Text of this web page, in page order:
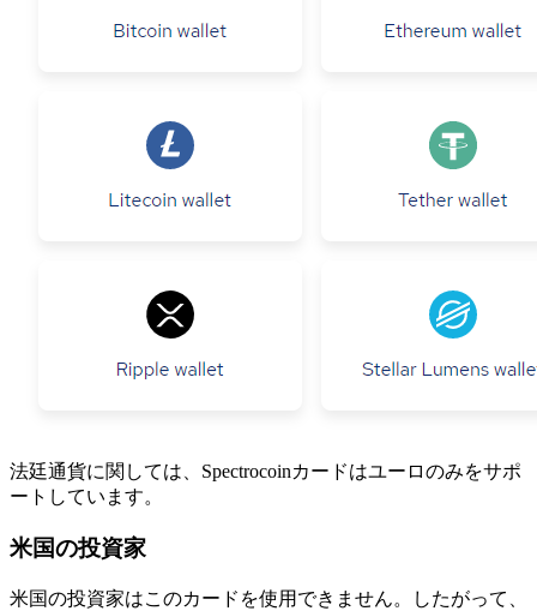
法廷通貨に関しては、Spectrocoinカードはユーロのみをサポ
ートしています。
米国の投資家
米国の投資家はこのカードを使用できません。したがって、